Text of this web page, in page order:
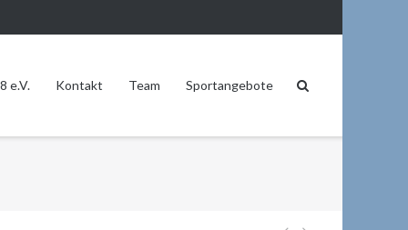
e.V. Kontakt Team Sportangebote